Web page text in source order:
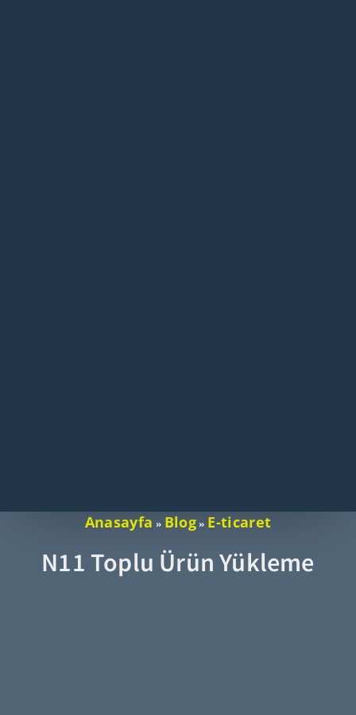
Anasayfa » Blog» E-ticaret
N11 Toplu Ürün Yükleme